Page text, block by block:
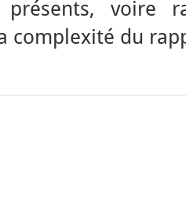
voire
complexité du